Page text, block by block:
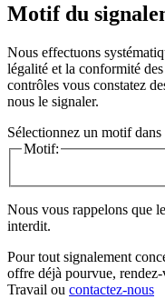
Motif du
Nous effectuons
légalité et la conformité
contrôles vous constatez
nous le signaler.
Sélectionnez un motif dans
Motif:
Nous vous rappelons que
interdit.
Pour tout signalement
offre déjà pourvue,
Travail ou contactez-nous